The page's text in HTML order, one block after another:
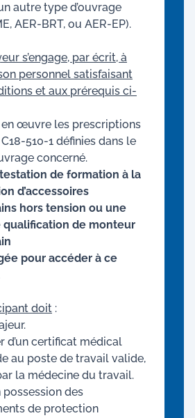
autre type d’ouvrage
AER-BRT, ou AER-EP).
s’engage, par écrit, à
personnel satisfaisant
et aux prérequis ci-
œuvre les prescriptions
510-1 définies dans le
concerné.
de formation à la
d’accessoires
hors tension ou une
qualification de monteur
pour accéder à ce
doit :
d’un certificat médical
au poste de travail valide,
la médecine du travail.
possession des
de protection